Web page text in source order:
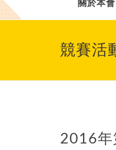
關於本會
競賽活
2016年